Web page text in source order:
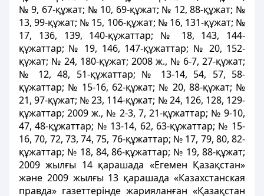
№ 9, 67-құжат; № 10, 69-құжат; № 12, 88-құжат; №
13, 99-құжат; № 15, 106-құжат; № 16, 131-құжат; №
17, 136, 139, 140-құжаттар; № 18, 143, 144-
құжаттар; № 19, 146, 147-құжаттар; № 20, 152-
құжат; № 24, 180-құжат; 2008 ж., № 6-7, 27-құжат;
№ 12, 48, 51-құжаттар; № 13-14, 54, 57, 58-
құжаттар; № 15-16, 62-құжат; № 20, 88-құжат; №
21, 97-құжат; № 23, 114-құжат; № 24, 126, 128, 129-
құжаттар; 2009 ж., № 2-3, 7, 21-құжаттар; № 9-10,
47, 48-құжаттар; № 13-14, 62, 63-құжаттар; № 15-
16, 70, 72, 73, 74, 75, 76-құжаттар; № 17, 79, 80, 82-
құжаттар; № 18, 84, 86-құжаттар; № 19, 88-құжат;
2009 жылғы 14 қарашада «Егемен Қазақстан»
және 2009 жылғы 13 қарашада «Казахстанская
правда» газеттерінде жарияланған «Қазақстан